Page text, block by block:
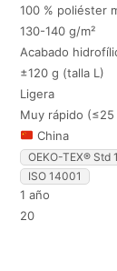
100 % poliéster
130-140 g/m²
Acabado
±120 g (talla L)
Ligera
Muy rápido (≤25
China
OEKO-TEX® Std
ISO 14001
1 año
20